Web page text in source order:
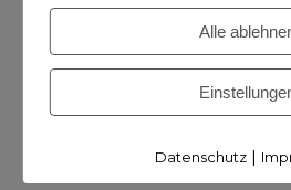
15. April 2021
Alle
Datenschutz|